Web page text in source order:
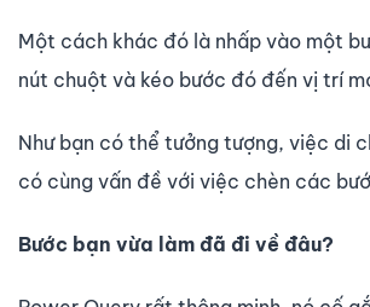
Một cách khác đó là nhấp vào một
nút chuột và kéo bước đó đến vị trí
Như bạn có thể tưởng tượng, việc di
có cùng vấn đề với việc chèn các
Bước bạn vừa làm đã đi về đâu?